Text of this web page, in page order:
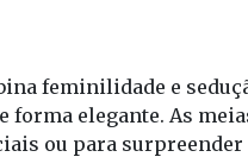
feminilidade e
elegante. As
ou para